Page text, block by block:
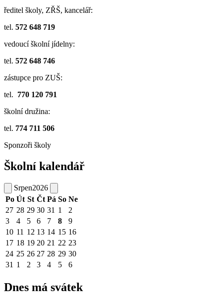
ředitel školy, ZŘŠ, kancelář:
tel. 572 648 719
vedoucí školní jídelny:
tel. 572 648 746
zástupce pro ZUŠ:
tel. 770 120 791
školní družina:
tel. 774 711 506
Sponzoři školy
Školní kalendář
Srpen2026
Po Út St Čt Pá So Ne
27 28 29 30 31 1
2
3
4 5 6 7 8
9
10 11 12 13 14 15 16
17 18 19 20 21 22 23
24 25 26 27 28 29 30
31 1 2 3 4 5 6
Dnes má svátek